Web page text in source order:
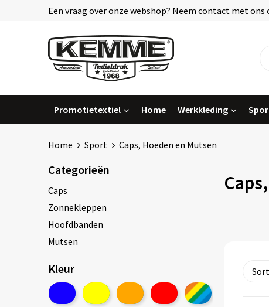
Een vraag over onze webshop? Neem contact met
Promotietextiel Home Werkkleding
Home Sport Caps, Hoeden en Mutsen
Categorieën
Caps
Zonnekleppen
Hoofdbanden
Mutsen
Kleur